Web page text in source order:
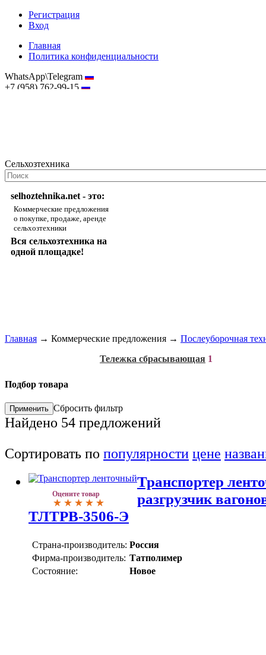
Регистрация
Вход
Главная
Политика конфиденциальности
WhatsApp\Telegram
+7 (958) 762-99-15
Сельхозтехника
selhoztehnika.net - это:
Коммерческие предложения
о покупке, продаже, аренде
сельхозтехники
Вся сельхозтехника на
одной площадке!
Главная → Коммерческие предложения → Послеуборочная
Тележка сбрасывающая 1
Подбор товара
Сбросить фильтр
Найдено 54 предложений
Сортировать по популярности цене
Оцените товар
Транспортер
разгрузчик
ТЛТРВ-3506-Э
Страна-производитель: Россия
Фирма-производитель: Татполимер
Состояние:
Новое